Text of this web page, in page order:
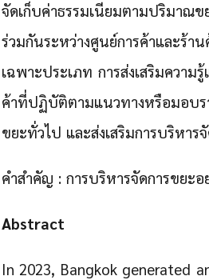
จัดเก็บค่าธรรมเนียมตามปริมาณ
ร่วมกันระหว่างศูนย์การค้าและร้า
เฉพาะประเภท การส่งเสริมความ
ค้าที่ปฏิบัติตามแนวทางหรือมอบร
ขยะทั่วไป และส่งเสริมการบริหาร
คำสำคัญ : การบริหารจัดการขยะ
Abstract
In 2023, Bangkok generated